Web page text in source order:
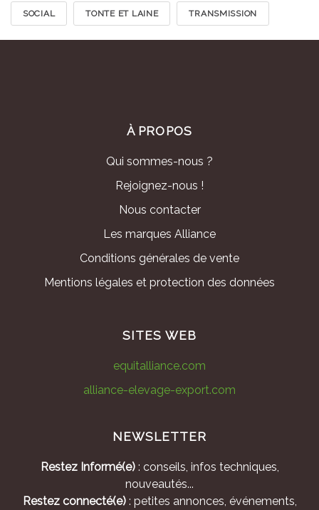
SOCIAL TONTE ET LAINE TRANSMISSION
À PROPOS
Qui sommes-nous ?
Rejoignez-nous !
Nous contacter
Les marques Alliance
Conditions générales de vente
Mentions légales et protection des données
SITES WEB
equitalliance.com
alliance-elevage-export.com
NEWSLETTER
Restez Informé(e): conseils, infos techniques,
nouveautés...
Restez connecté(e): petites annonces, événements,